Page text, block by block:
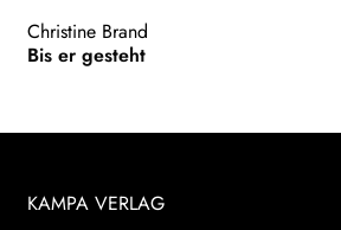
Christine Brand
Bis er gesteht
KAMPA VERLAG